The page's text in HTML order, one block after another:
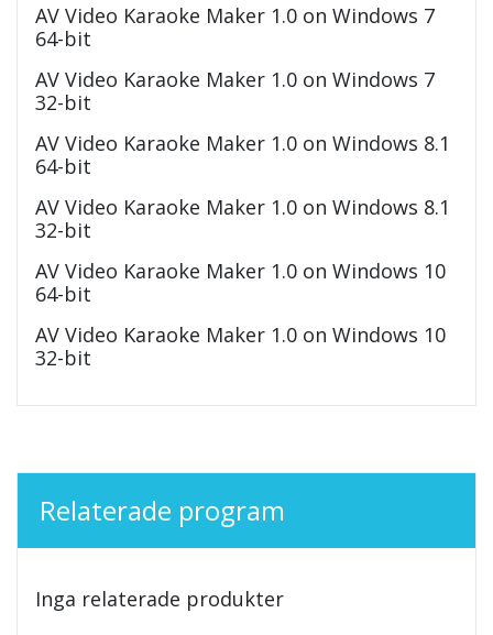
AV Video Karaoke Maker 1.0 on Windows 7
64-bit
AV Video Karaoke Maker 1.0 on Windows 7
32-bit
AV Video Karaoke Maker 1.0 on Windows 8.1
64-bit
AV Video Karaoke Maker 1.0 on Windows 8.1
32-bit
AV Video Karaoke Maker 1.0 on Windows 10
64-bit
AV Video Karaoke Maker 1.0 on Windows 10
32-bit
Relaterade program
Inga relaterade produkter